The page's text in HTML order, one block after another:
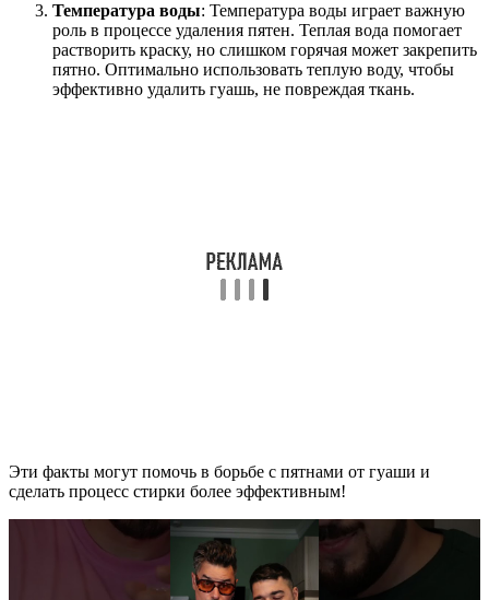
Температура воды: Температура воды играет важную
роль в процессе удаления пятен. Теплая вода помогает
растворить краску, но слишком горячая может закрепить
пятно. Оптимально использовать теплую воду, чтобы
эффективно удалить гуашь, не повреждая ткань.
Эти факты могут помочь в борьбе с пятнами от гуаши и
сделать процесс стирки более эффективным!